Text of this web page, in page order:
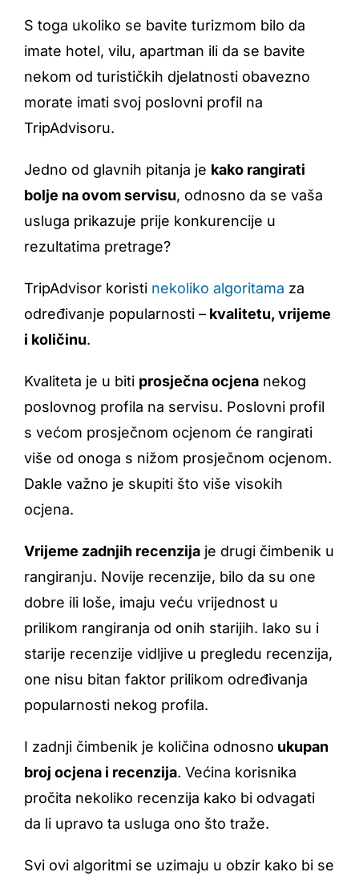
S toga ukoliko se bavite turizmom bilo da
imate hotel, vilu, apartman ili da se bavite
nekom od turističkih djelatnosti obavezno
morate imati svoj poslovni profil na
TripAdvisoru.
Jedno od glavnih pitanja je kako rangirati
bolje na ovom servisu, odnosno da se vaša
usluga prikazuje prije konkurencije u
rezultatima pretrage?
TripAdvisor koristi nekoliko algoritama za
određivanje popularnosti – kvalitetu, vrijeme
i količinu.
Kvaliteta je u biti prosječna ocjena nekog
poslovnog profila na servisu. Poslovni profil
s većom prosječnom ocjenom će rangirati
više od onoga s nižom prosječnom ocjenom.
Dakle važno je skupiti što više visokih
ocjena.
Vrijeme zadnjih recenzija je drugi čimbenik u
rangiranju. Novije recenzije, bilo da su one
dobre ili loše, imaju veću vrijednost u
prilikom rangiranja od onih starijih. Iako su i
starije recenzije vidljive u pregledu recenzija,
one nisu bitan faktor prilikom određivanja
popularnosti nekog profila.
I zadnji čimbenik je količina odnosno ukupan
broj ocjena i recenzija. Većina korisnika
pročita nekoliko recenzija kako bi odvagati
da li upravo ta usluga ono što traže.
Svi ovi algoritmi se uzimaju u obzir kako bi se